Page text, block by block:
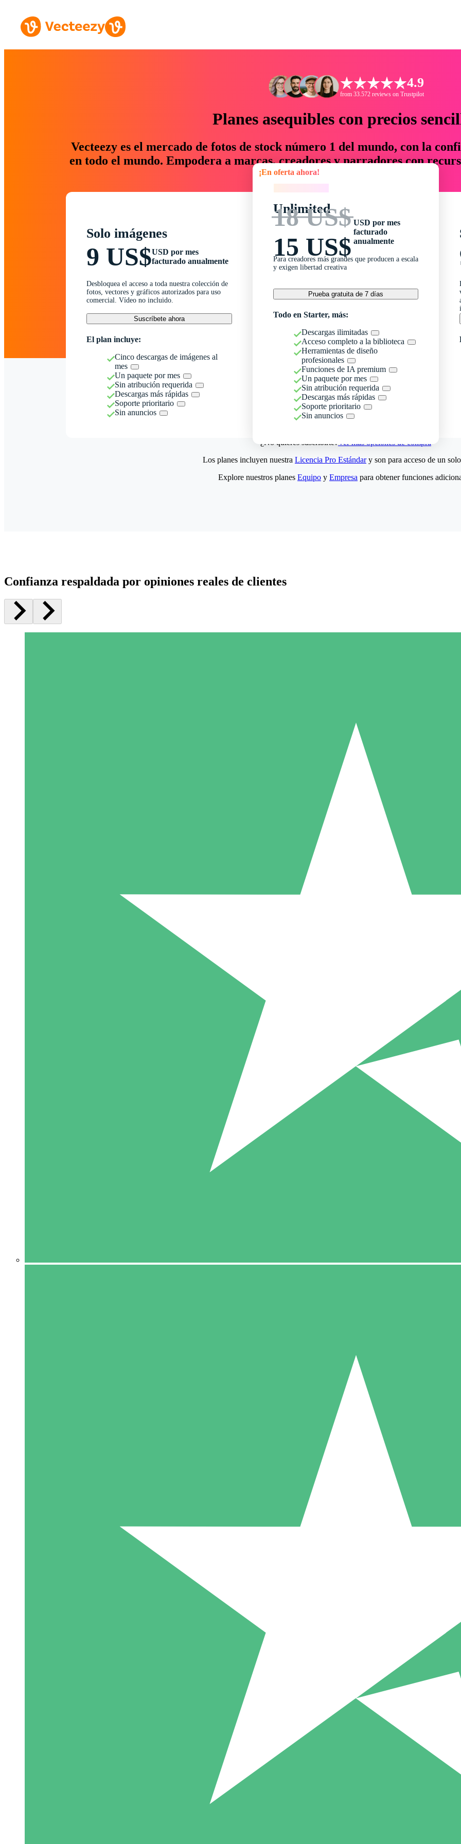
4.9
from 33.572 reviews on Trustpilot
Planes asequibles con precios
Vecteezy es el mercado de fotos de stock número 1 del mundo, con la
en todo el mundo. Empodera a marcas, creadores y narradores con
un 76 % en tiempo y presupuesto.
Solo imágenes
9 US$USD por mes
facturado anualmente
Desbloquea el acceso a toda nuestra colección de
fotos, vectores y gráficos autorizados para uso
comercial. Vídeo no incluido.
Suscríbete ahora
El plan incluye:
Cinco descargas de imágenes al
mes
Un paquete por mes
Sin atribución requerida
Descargas más rápidas
Soporte prioritario
Sin anuncios
¡En oferta ahora!
Unlimited
18 US$
15 US$
USD por mes
facturado
anualmente
Para creadores más grandes que producen a escala
y exigen libertad creativa
Prueba gratuita de 7 días
Todo en Starter, más:
Descargas ilimitadas
Acceso completo a la biblioteca
Herramientas de diseño
profesionales
Funciones de IA premium
Un paquete por mes
Sin atribución requerida
Descargas más rápidas
Soporte prioritario
Sin anuncios
¿No quieres suscribirte?Ver más opciones de compra
5 Descargas
15
Los planes incluyen nuestra Licencia Pro Estándary son para acceso de un
Explore nuestros planes Equipo y Empresa para obtener funciones
Confianza respaldada por opiniones reales de clientes